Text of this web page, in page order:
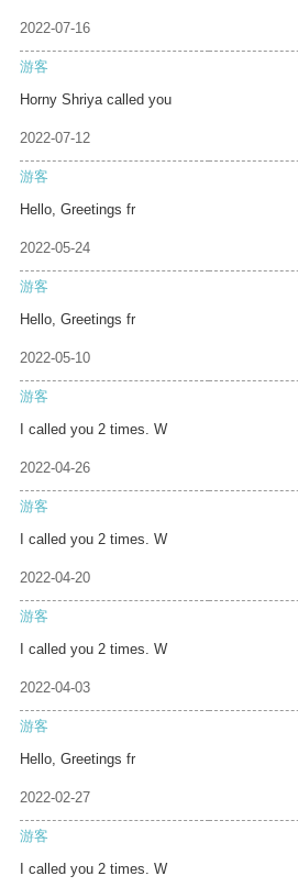
2022-07-16
游客
Horny Shriya called you
2022-07-12
游客
Hello, Greetings fr
2022-05-24
游客
Hello, Greetings fr
2022-05-10
游客
I called you 2 times. W
2022-04-26
游客
I called you 2 times. W
2022-04-20
游客
I called you 2 times. W
2022-04-03
游客
Hello, Greetings fr
2022-02-27
游客
I called you 2 times. W